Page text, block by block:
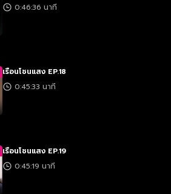
0:46:36 นาที
เรือนโชนแสง EP.18
0:45:33 นาที
เรือนโชนแสง EP.19
0:45:19 นาที